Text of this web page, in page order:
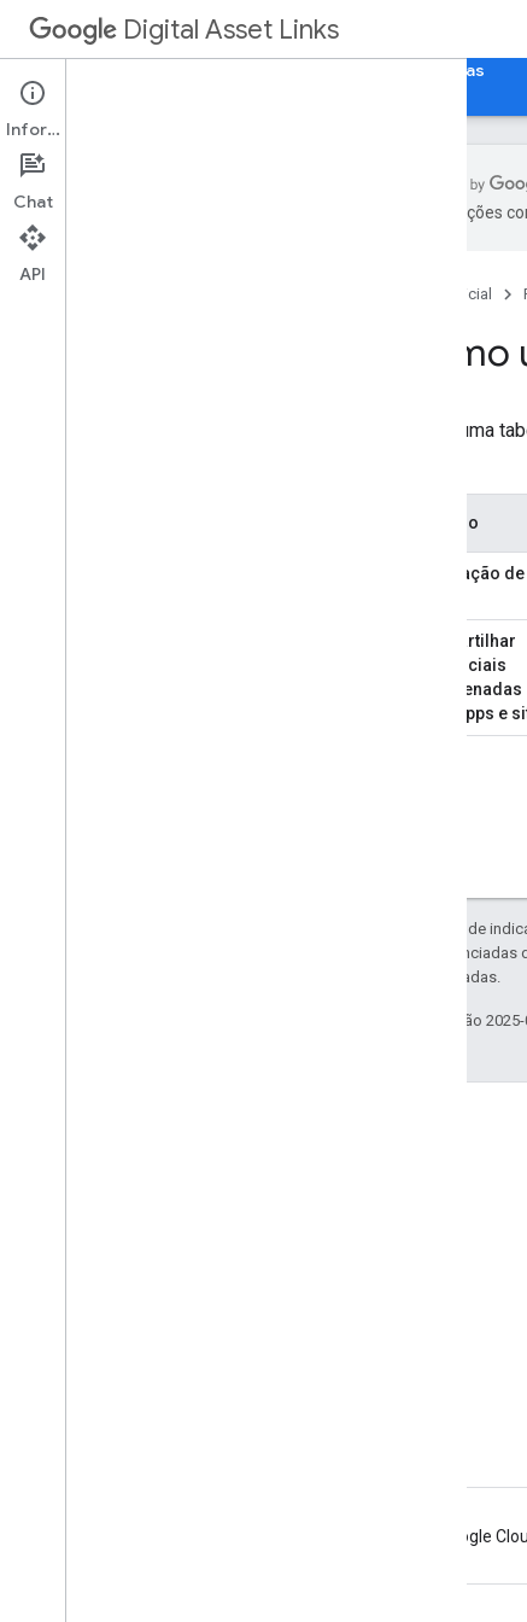
Digital Asset Links
Amostras
Primeiros passos
As traduções
Página inicial
Esta é uma
Recurso
Vinculação
Compartilhar
credenciais
armazenadas
entre apps e
Exceto em caso de
código são licenciadas
Oracle e/ou afiliadas.
Última atualização 2025-
Google
Informações
Chat
API